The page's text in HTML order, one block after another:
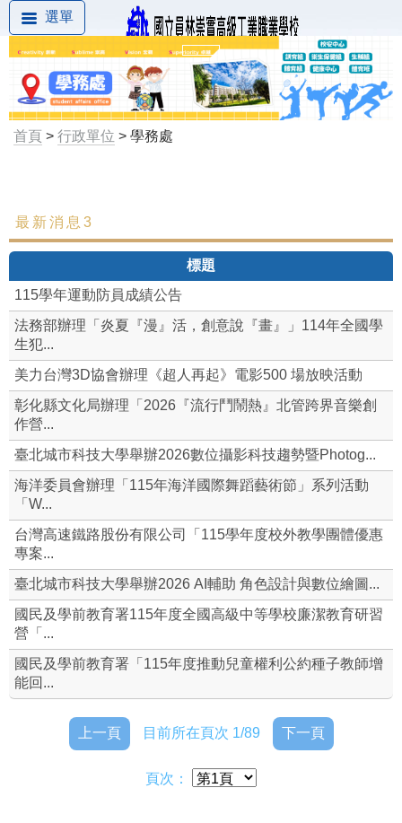
選單
首頁 > 行政單位 > 學務處
最新消息
學生相關重要規定
組織架構
訓育組
體育組
衛生組
導師名單
和風愛心基金管理要點
導師遴選辦法
學生組織社團申請表
最新消息3
標題
115學年運動防員成績公告
法務部辦理「炎夏『漫』活，創意說『畫』」114年全國學
生犯...
美力台灣3D協會辦理《超人再起》電影500 場放映活動
彰化縣文化局辦理「2026『流行鬥鬧熱』北管跨界音樂創
作營...
臺北城市科技大學舉辦2026數位攝影科技趨勢暨Photog...
海洋委員會辦理「115年海洋國際舞蹈藝術節」系列活動
「W...
台灣高速鐵路股份有限公司「115學年度校外教學團體優惠
專案...
臺北城市科技大學舉辦2026 AI輔助 角色設計與數位繪圖...
國民及學前教育署115年度全國高級中等學校廉潔教育研習
營「...
國民及學前教育署「115年度推動兒童權利公約種子教師增
能回...
上一頁 目前所在頁次 1/89 下一頁
頁次：